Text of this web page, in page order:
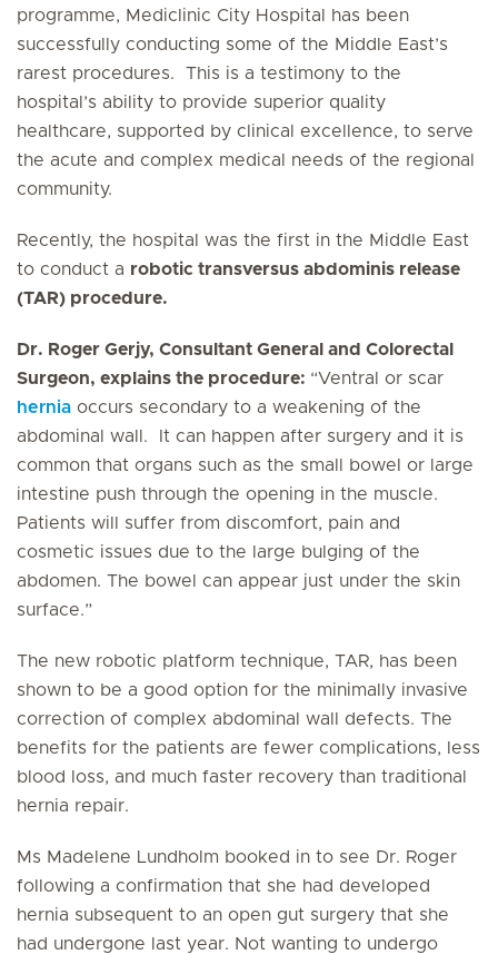
programme, Mediclinic City Hospital has been
successfully conducting some of the Middle East’s
rarest procedures. This is a testimony to the
hospital’s ability to provide superior quality
healthcare, supported by clinical excellence, to serve
the acute and complex medical needs of the regional
community.
Recently, the hospital was the first in the Middle East
to conduct a robotic transversus abdominis release
(TAR) procedure.
Dr. Roger Gerjy, Consultant General and Colorectal
Surgeon, explains the procedure: “Ventral or scar
hernia occurs secondary to a weakening of the
abdominal wall. It can happen after surgery and it is
common that organs such as the small bowel or large
intestine push through the opening in the muscle.
Patients will suffer from discomfort, pain and
cosmetic issues due to the large bulging of the
abdomen. The bowel can appear just under the skin
surface.”
The new robotic platform technique, TAR, has been
shown to be a good option for the minimally invasive
correction of complex abdominal wall defects. The
benefits for the patients are fewer complications, less
blood loss, and much faster recovery than traditional
hernia repair.
Ms Madelene Lundholm booked in to see Dr. Roger
following a confirmation that she had developed
hernia subsequent to an open gut surgery that she
had undergone last year. Not wanting to undergo